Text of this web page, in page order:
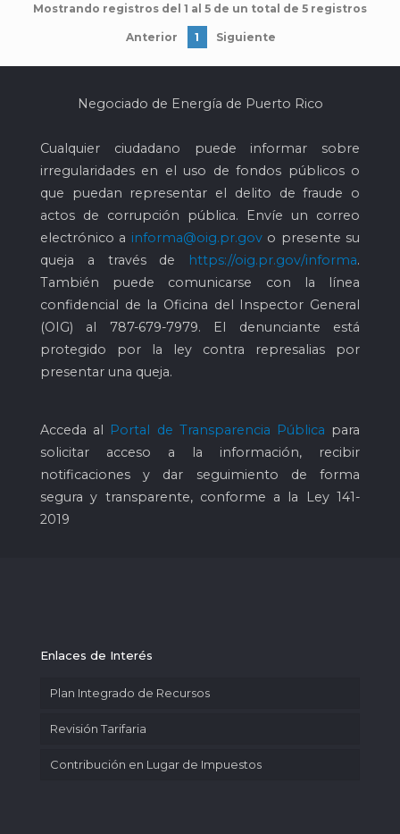
Mostrando registros del 1 al 5 de un total de 5 registros
Anterior 1 Siguiente
Negociado de Energía de Puerto Rico
Cualquier ciudadano puede informar sobre
irregularidades en el uso de fondos públicos o
que puedan representar el delito de fraude o
actos de corrupción pública. Envíe un correo
electrónico a informa@oig.pr.govo presente su
queja a través de
https://oig.pr.gov/informa.
También puede comunicarse con la línea
confidencial de la Oficina del Inspector General
(OIG) al 787-679-7979. El denunciante está
protegido por la ley contra represalias por
presentar una queja.
Acceda al Portal de Transparencia Pública para
solicitar acceso a la información, recibir
notificaciones y dar seguimiento de forma
segura y transparente, conforme a la Ley 141-
2019
Enlaces de Interés
Plan Integrado de Recursos
Revisión Tarifaria
Contribución en Lugar de Impuestos